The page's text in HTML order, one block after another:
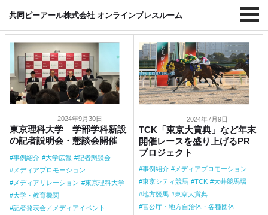
共同ピーアール株式会社 オンラインプレスルーム
#メディアプロモーション
2024年9月30日
東京理科大学 学部学科新設
の記者説明会・懇談会開催
事例紹介 大学広報
記者懇談会
メディアプロモーション
メディアリレーション
東京理科大学
大学・教育機関
記者発表会／メディアイベント
2024年7月9日
TCK「東京大賞典」など年末
開催レースを盛り上げるPR
プロジェクト
事例紹介
メディアプロモーション
東京シティ競馬
TCK
大井競馬場
地方競馬
東京大賞典
官公庁・地方自治体・各種団体